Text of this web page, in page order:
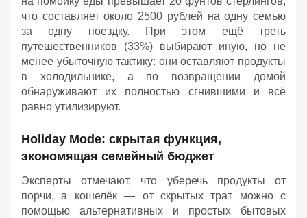
что составляет около 2500 рублей на одну семью
за одну поездку. При этом ещё треть
путешественников (33%) выбирают иную, но не
менее убыточную тактику: они оставляют продукты
в холодильнике, а по возвращении домой
обнаруживают их полностью сгнившими и всё
равно утилизируют.
Holiday Mode: скрытая функция,
экономящая семейный бюджет
Эксперты отмечают, что уберечь продукты от
порчи, а кошелёк — от скрытых трат можно с
помощью альтернативных и простых бытовых